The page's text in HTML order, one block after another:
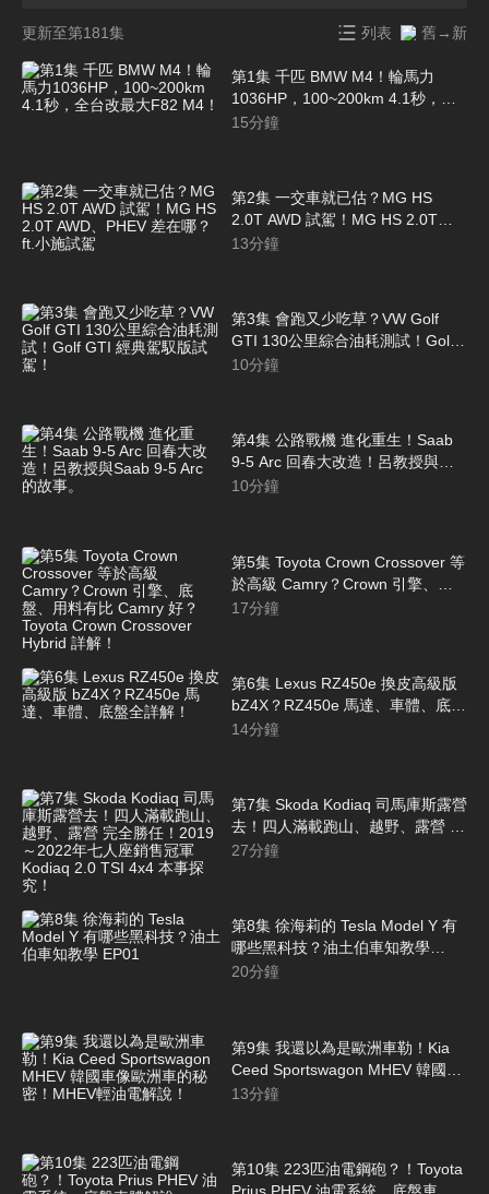
更新至第181集 列表 舊→新
第1集 千匹 BMW M4！輪馬力
1036HP，100~200km 4.1秒，全
台改最大F82 M4！
15分鐘
第2集 一交車就已估？MG HS
2.0T AWD 試駕！MG HS 2.0T
AWD、PHEV 差在哪？ft.小施試駕
13分鐘
第3集 會跑又少吃草？VW Golf
GTI 130公里綜合油耗測試！Golf
GTI 經典駕馭版試駕！
10分鐘
第4集 公路戰機 進化重生！Saab
9-5 Arc 回春大改造！呂教授與
Saab 9-5 Arc 的故事。
10分鐘
第5集 Toyota Crown Crossover 等
於高級 Camry？Crown 引擎、底
盤、用料有比 Camry 好？Toyota
17分鐘
第6集 Lexus RZ450e 換皮高級版
bZ4X？RZ450e 馬達、車體、底盤
全詳解！
14分鐘
第7集 Skoda Kodiaq 司馬庫斯露營
去！四人滿載跑山、越野、露營 完
全勝任！2019～2022年七人座銷
27分鐘
第8集 徐海莉的 Tesla Model Y 有
哪些黑科技？油土伯車知教學
EP01
20分鐘
第9集 我還以為是歐洲車勒！Kia
Ceed Sportswagon MHEV 韓國車
像歐洲車的秘密！MHEV輕油電解
13分鐘
第10集 223匹油電鋼砲？！Toyota